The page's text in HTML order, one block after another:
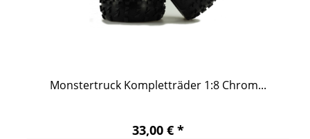
Monstertruck Kompletträder 1:8 Chrom...
33,00 € *